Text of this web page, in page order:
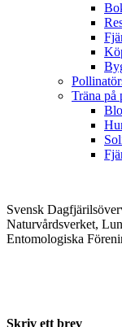
Träna på
Svensk
Naturvårdsverket,
Entomologiska
Skriv ett brev